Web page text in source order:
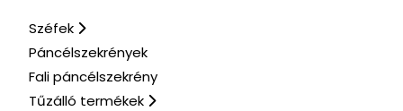
Széfek
Páncélszekrények
Fali páncélszekrény
Tűzálló termékek